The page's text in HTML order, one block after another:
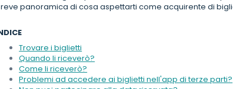
panoramica di cosa aspettarti come acquirente di
Trovare i biglietti
Quando li riceverò?
Come li riceverò?
Problemi ad accedere ai biglietti nell'app di terze parti?